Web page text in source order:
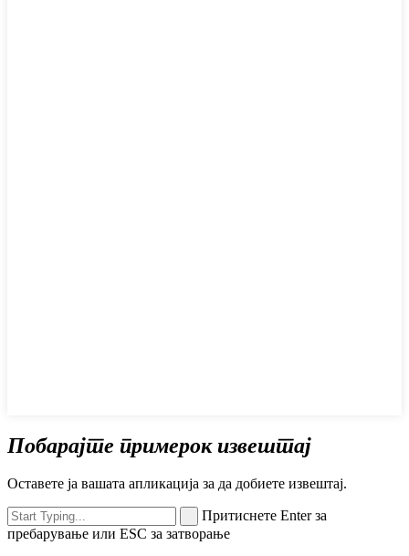
Побарајте примерок извештај
Оставете ја вашата апликација за да добиете извештај.
Притиснете Enter за
пребарување или ESC за затворање